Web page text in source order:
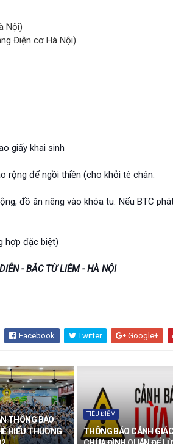
Nội)
Điện cơ Hà Nội)
giấy khai sinh
rộng để ngồi thiền (cho khỏi tê chân.
đồ ăn riêng vào khóa tu. Nếu BTC
hợp đặc biệt)
- BẮC TỪ LIÊM - HÀ NỘI
Facebook Twitter Google+
THÔNG BÁO
HIỂU THƯƠNG
TIÊU ĐIỂM
THÔNG BÁO CẢNH